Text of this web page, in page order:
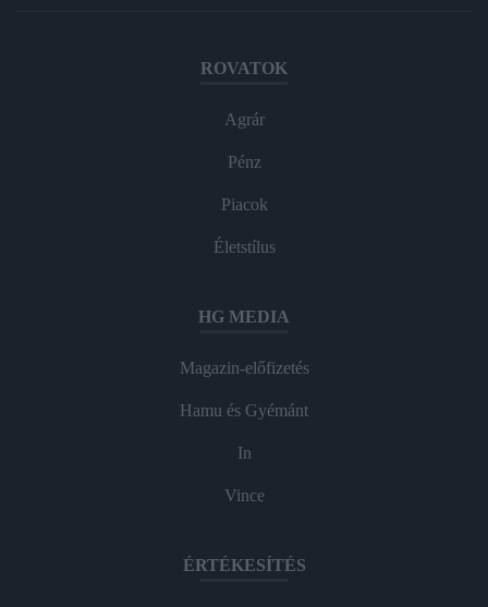
ROVATOK
Agrár
Pénz
Piacok
Életstílus
HG MEDIA
Magazin-előfizetés
Hamu és Gyémánt
In
Vince
ÉRTÉKESÍTÉS